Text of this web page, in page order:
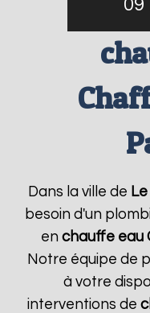
09
Dans la ville de
besoin d'un
enchauffe eau
Notre équipe de
à votre
interventions de